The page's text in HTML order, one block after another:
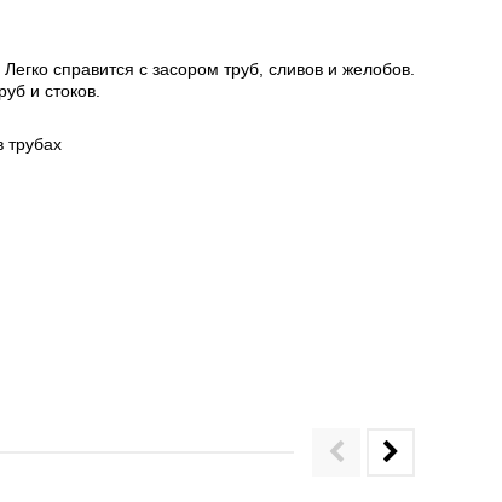
справится с засором труб, сливов и желобов.
и стоков.
трубах